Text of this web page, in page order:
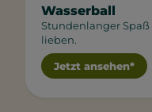
Wasserball
Stundenlanger Spaß
lieben.
Jetzt ansehen*